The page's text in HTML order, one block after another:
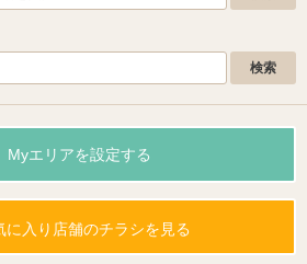
Myエリアを設定する
に入り店舗のチラシを見る